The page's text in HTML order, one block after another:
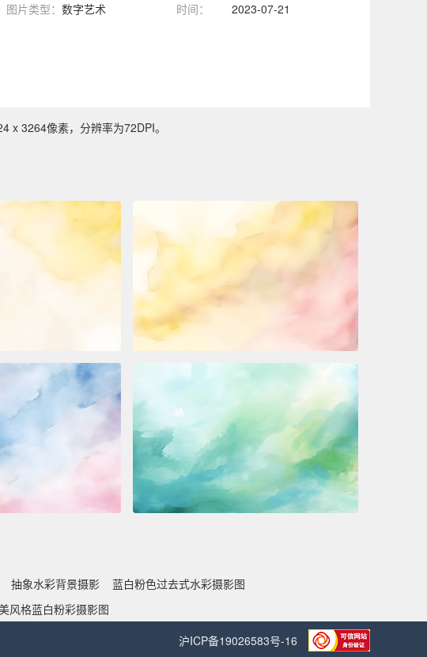
图片类型： 数字艺术 时间： 2023-07-21
x 3264像素，分辨率为72DPI。
抽象水彩背景摄影
蓝白粉色过去式水彩摄影图
风格蓝白粉彩摄影图
沪ICP备19026583号-16